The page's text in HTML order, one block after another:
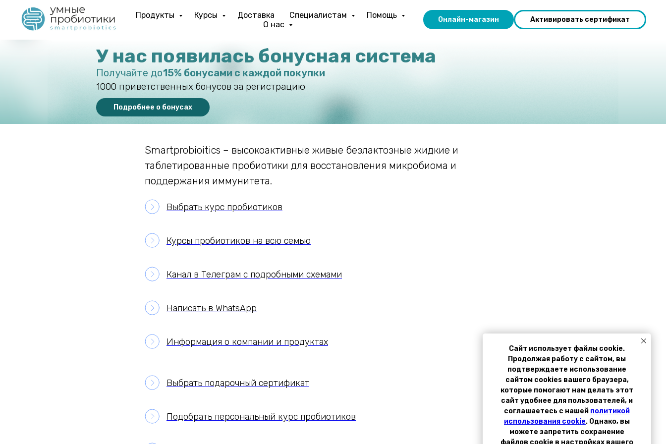
Продукты Курсы Доставка Специалистам
Помощь
О нас
Онлайн-магазин Активировать сертификат
У нас появилась бонусная система
Получайте до15% бонусами с каждой покупки
1000 приветственных бонусов за регистрацию
Подробнее о бонусах
Сайт использует файлы cookie.
Продолжая работу с сайтом, вы
подтверждаете использование
сайтом cookies вашего браузера,
которые помогают нам делать этот
сайт удобнее для пользователей, и
соглашаетесь с нашей политикой
использования cookie. Однако, вы
можете запретить сохранение
Smartprobioitics – высокоактивные живые безлактозные жидкие и
таблетированные пробиотики для восстановления микробиома и
поддержания иммунитета.
Выбрать курс пробиотиков
Курсы пробиотиков на всю семью
Канал в Телеграм c подробными схемами
Написать в WhatsApp
Информация о компании и продуктах
Выбрать подарочный сертификат
Подобрать персональный курс пробиотиков